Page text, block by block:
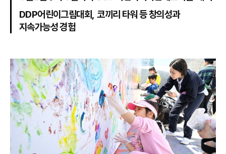
DDP어린이그림대회, 코끼리 타워 등 창의성과
지속가능성 경험